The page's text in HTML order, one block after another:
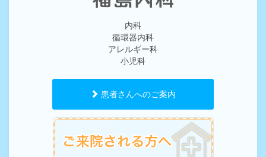
内科
循環器内科
アレルギー科
小児科
患者さんへのご案内